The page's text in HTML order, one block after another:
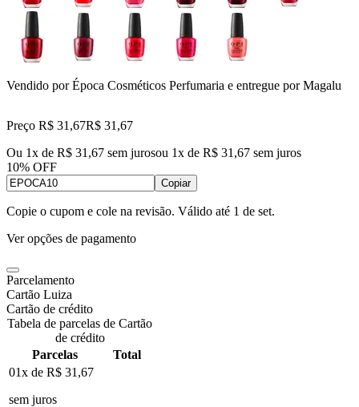
Vendido porÉpoca Cosméticos Perfumaria e entregue por Magalu
Preço R$ 31,67R$ 31,67
Ou 1x de R$ 31,67 sem jurosou 1x de R$ 31,67 sem juros
10% OFF
Copiar
Copie o cupom e cole na revisão. Válido até 1 de set.
Ver opções de pagamento
Parcelamento
Cartão Luiza
Cartão de crédito
Tabela de parcelas de Cartão
de crédito
Parcelas
Total
01x de R$ 31,67
sem juros